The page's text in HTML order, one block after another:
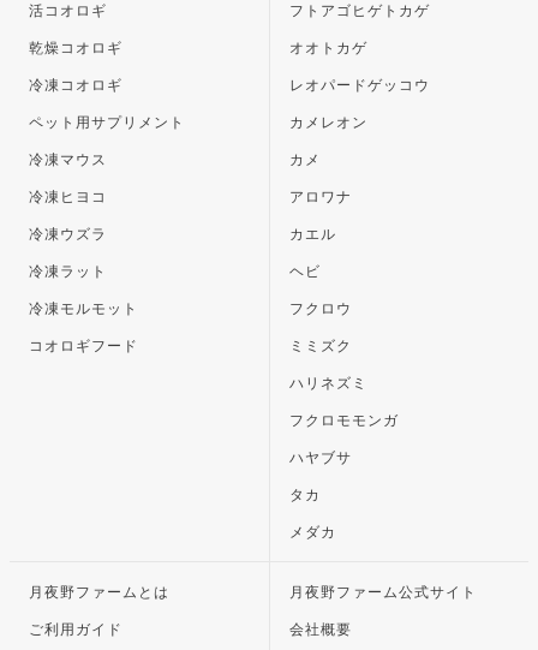
活コオロギ
乾燥コオロギ
冷凍コオロギ
ペット用サプリメント
冷凍マウス
冷凍ヒヨコ
冷凍ウズラ
冷凍ラット
冷凍モルモット
コオロギフード
フトアゴヒゲトカゲ
オオトカゲ
レオパードゲッコウ
カメレオン
カメ
アロワナ
カエル
ヘビ
フクロウ
ミミズク
ハリネズミ
フクロモモンガ
ハヤブサ
タカ
メダカ
月夜野ファームとは
ご利用ガイド
月夜野ファーム公式サイト
会社概要